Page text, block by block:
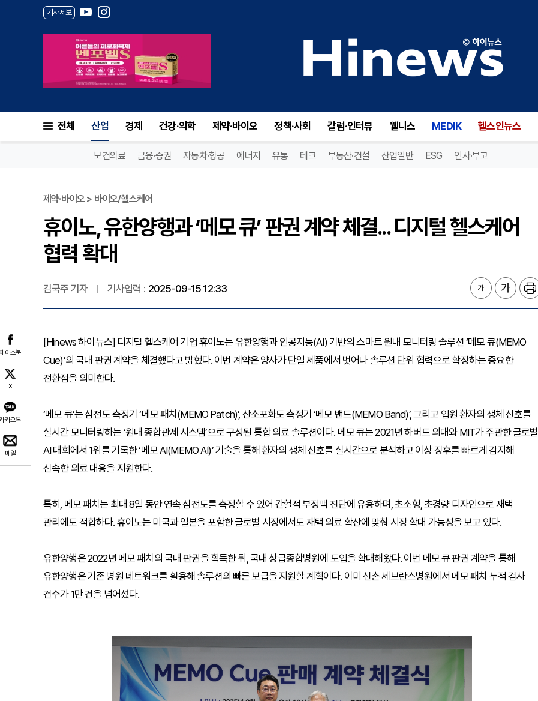
기사제보
전체 산업 경제 건강·의학 제약·바이오 정책·사회 칼럼·인터뷰 웰니스 MEDIK 헬스인뉴스
보건의료 금융·증권 자동차·항공 에너지 유통 테크 부동산·건설 산업일반 ESG 인사·부고
이스북
X
카오톡
메일
제약·바이오 > 바이오/헬스케어
휴이노, 유한양행과 ‘메모 큐’ 판권 계약 체결... 디지털 헬스케어
협력 확대
김국주 기자 기사입력 : 2025-09-15 12:33
[Hinews 하이뉴스] 디지털 헬스케어 기업 휴이노는 유한양행과 인공지능(AI) 기반의 스마트 원내 모니터링 솔루션 ‘메모 큐(MEMO
Cue)’의 국내 판권 계약을 체결했다고 밝혔다. 이번 계약은 양사가 단일 제품에서 벗어나 솔루션 단위 협력으로 확장하는 중요한
전환점을 의미한다.
‘메모 큐’는 심전도 측정기 ‘메모 패치(MEMO Patch)’, 산소포화도 측정기 ‘메모 밴드(MEMO Band)’, 그리고 입원 환자의 생체 신호를
실시간 모니터링하는 ‘원내 종합관제 시스템’으로 구성된 통합 의료 솔루션이다. 메모 큐는 2021년 하버드 의대와 MIT가 주관한 글로벌
AI 대회에서 1위를 기록한 ‘메모 AI(MEMO AI)’ 기술을 통해 환자의 생체 신호를 실시간으로 분석하고 이상 징후를 빠르게 감지해
신속한 의료 대응을 지원한다.
특히, 메모 패치는 최대 8일 동안 연속 심전도를 측정할 수 있어 간헐적 부정맥 진단에 유용하며, 초소형, 초경량 디자인으로 재택
관리에도 적합하다. 휴이노는 미국과 일본을 포함한 글로벌 시장에서도 재택 의료 확산에 맞춰 시장 확대 가능성을 보고 있다.
유한양행은 2022년 메모 패치의 국내 판권을 획득한 뒤, 국내 상급종합병원에 도입을 확대해왔다. 이번 메모 큐 판권 계약을 통해
유한양행은 기존 병원 네트워크를 활용해 솔루션의 빠른 보급을 지원할 계획이다. 이미 신촌 세브란스병원에서 메모 패치 누적 검사
건수가 1만 건을 넘어섰다.